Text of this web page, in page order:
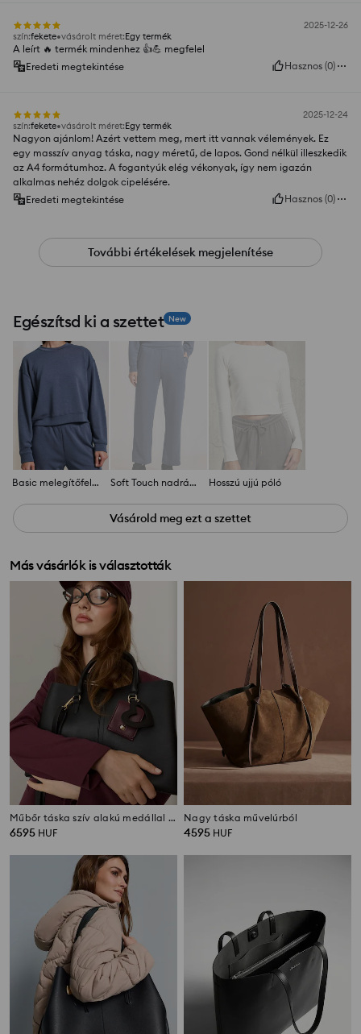
2025-12-26
szín:fekete vásárolt méret:Egy termék
A leírt 🔥 termék mindenhez 👍️💪 megfelel
Eredeti megtekintése
Hasznos (0)
2025-12-24
szín:fekete vásárolt méret:Egy termék
Nagyon ajánlom! Azért vettem meg, mert itt vannak vélemények. Ez
egy masszív anyag táska, nagy méretű, de lapos. Gond nélkül illeszkedik
az A4 formátumhoz. A fogantyúk elég vékonyak, így nem igazán
alkalmas nehéz dolgok cipelésére.
Eredeti megtekintése
Hasznos (0)
További értékelések megjelenítése
Egészítsd ki a szettet New
Basic melegítőfelső Soft Touch nadrág puha kötött anyagból, viszkóz hozzáadásával Hosszú ujjú póló
Vásárold meg ezt a szettet
Más vásárlók is választották
Műbőr táska szív alakú medállal és pénztárcával
6595 HUF
Nagy táska művelúrból
4595 HUF